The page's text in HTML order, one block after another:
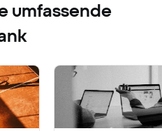
umfassende